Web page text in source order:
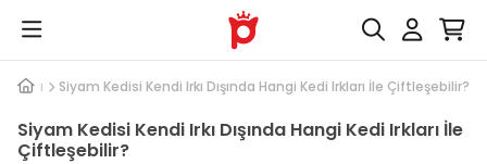
Irkları Siyam Kedisi Kendi Irkı Dışında Hangi Kedi Irkları İle Çiftleşebilir?
Siyam Kedisi Kendi Irkı Dışında Hangi Kedi Irkları İle
Çiftleşebilir?